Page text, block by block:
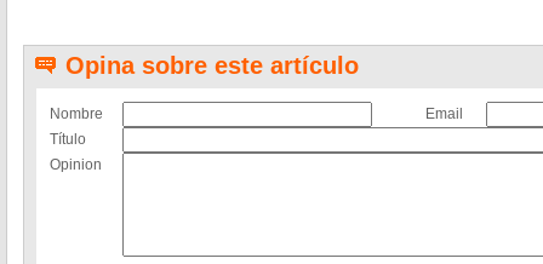
Opina sobre este artículo
Nombre
Email
Título
Opinion